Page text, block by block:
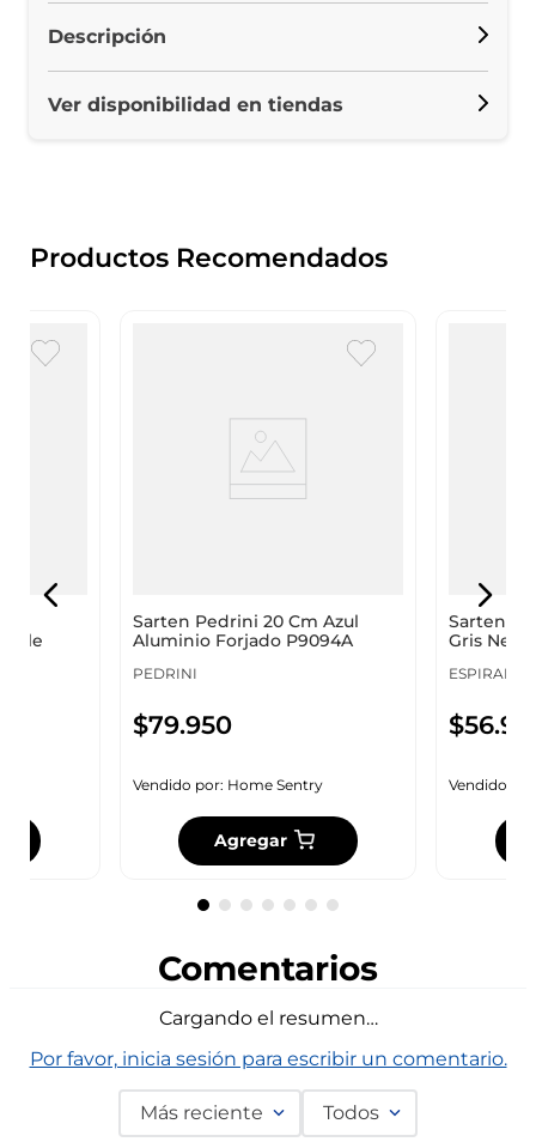
Descripción
Ver disponibilidad en tiendas
Productos Recomendados
Sarten Pedrini 20 Cm Azul
Aluminio Forjado P9094A
PEDRINI
$79.950
Vendido por: Home Sentry
Agregar
Sarten
Gris
ESPIRAL
$56.
Vendido
Comentarios
Cargando el resumen…
Por favor, inicia sesión para escribir un comentario.
Más reciente Todos